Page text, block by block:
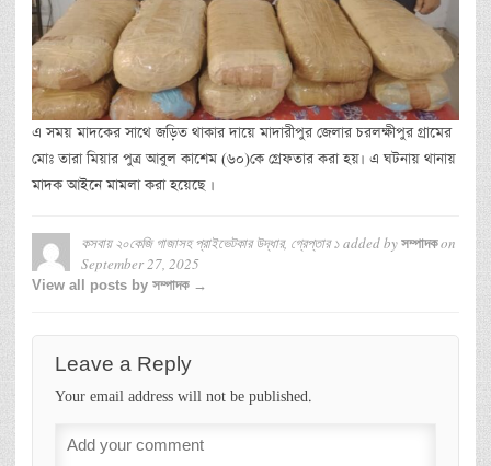
এ সময় মাদকের সাথে জড়িত থাকার দায়ে মাদারীপুর জেলার চরলক্ষীপুর গ্রামের
মোঃ তারা মিয়ার পুত্র আবুল কাশেম (৬০)কে গ্রেফতার করা হয়। এ ঘটনায় থানায়
মাদক আইনে মামলা করা হয়েছে ।
কসবায় ২০কেজি গাজাসহ প্রাইভেটকার উদ্ধার, গ্রেপ্তার ১added by সম্পাদকon
September 27, 2025
View all posts by সম্পাদক →
Leave a Reply
Your email address will not be published.